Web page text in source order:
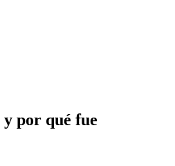
por qué fue